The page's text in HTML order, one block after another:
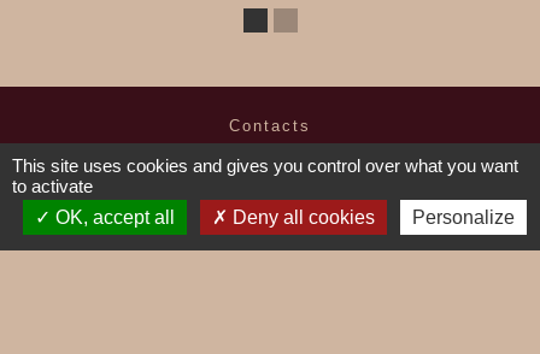
Contacts
Commune de Mieussy
1, place de la Mairie
74440 Mieussy - FRANCE
+33 4 50 43 01 67
This site uses cookies and gives you control over what you want
to activate
OK, accept all
Deny all cookies Personalize